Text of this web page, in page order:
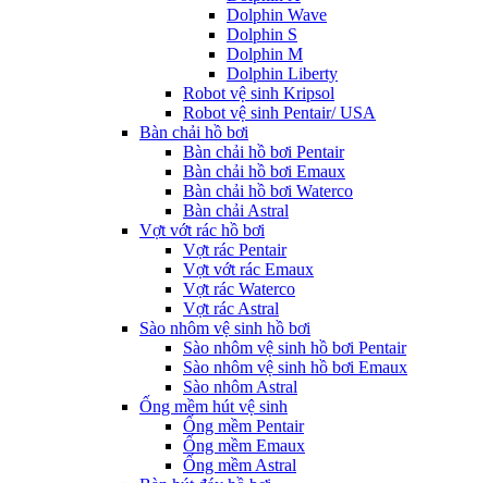
Dolphin Wave
Dolphin S
Dolphin M
Dolphin Liberty
Robot vệ sinh Kripsol
Robot vệ sinh Pentair/ USA
Bàn chải hồ bơi
Bàn chải hồ bơi Pentair
Bàn chải hồ bơi Emaux
Bàn chải hồ bơi Waterco
Bàn chải Astral
Vợt vớt rác hồ bơi
Vợt rác Pentair
Vợt vớt rác Emaux
Vợt rác Waterco
Vợt rác Astral
Sào nhôm vệ sinh hồ bơi
Sào nhôm vệ sinh hồ bơi Pentair
Sào nhôm vệ sinh hồ bơi Emaux
Sào nhôm Astral
Ống mềm hút vệ sinh
Ống mềm Pentair
Ống mềm Emaux
Ống mềm Astral